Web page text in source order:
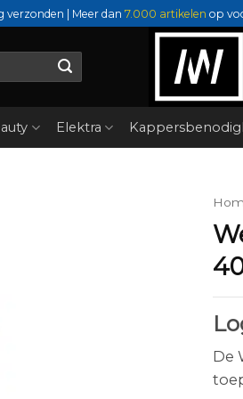
verzonden | Meer dan 7.000 artikelen op
Elektra
De